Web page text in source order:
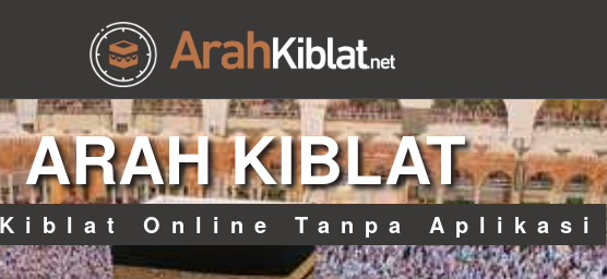
ARAH KIBLAT
Online Tanpa Aplikasi